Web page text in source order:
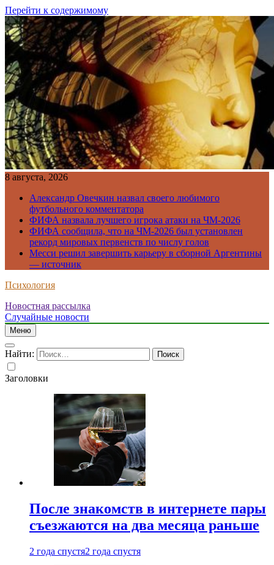
Перейти к содержимому
8 августа, 2026
Александр Овечкин назвал своего любимого
футбольного комментатора
ФИФА назвала лучшего игрока атаки на ЧМ-2026
ФИФА сообщила, что на ЧМ-2026 был установлен
рекорд мировых первенств по числу голов
Месси решил завершить карьеру в сборной Аргентины
— источник
Психология
Новостная рассылка
Случайные новости
Меню
Найти:
Заголовки
После знакомств в интернете пары
съезжаются на два месяца раньше
2 года спустя2 года спустя